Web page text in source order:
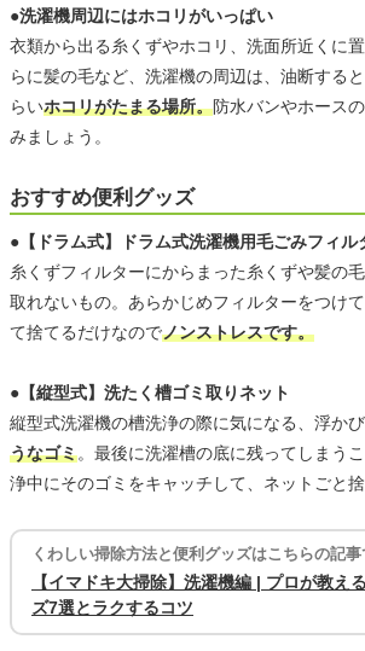
●洗濯機周辺にはホコリがいっぱい
衣類から出る糸くずやホコリ、洗面所近くに
らに髪の毛など、洗濯機の周辺は、油断する
らいホコリがたまる場所。防水バンやホース
みましょう。
おすすめ便利グッズ
●【ドラム式】ドラム式洗濯機用毛ごみフィル
糸くずフィルターにからまった糸くずや髪の
取れないもの。あらかじめフィルターをつけ
て捨てるだけなのでノンストレスです。
●【縦型式】洗たく槽ゴミ取りネット
縦型式洗濯機の槽洗浄の際に気になる、浮か
うなゴミ。最後に洗濯槽の底に残ってしまう
浄中にそのゴミをキャッチして、ネットごと捨
くわしい掃除方法と便利グッズはこちらの記事
【イマドキ大掃除】洗濯機編 | プロが教え
ズ7選とラクするコツ